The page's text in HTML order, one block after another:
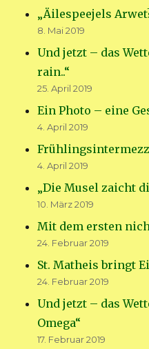
„Äilespeejels
8. Mai 2019
Und jetzt – das
rain..“
25. April 2019
Ein Photo – eine
4. April 2019
4. April 2019
„Die Musel zaicht
10. März 2019
Mit dem ersten
24. Februar 2019
St. Matheis bringt
24. Februar 2019
Und jetzt – das
Omega“
17. Februar 2019